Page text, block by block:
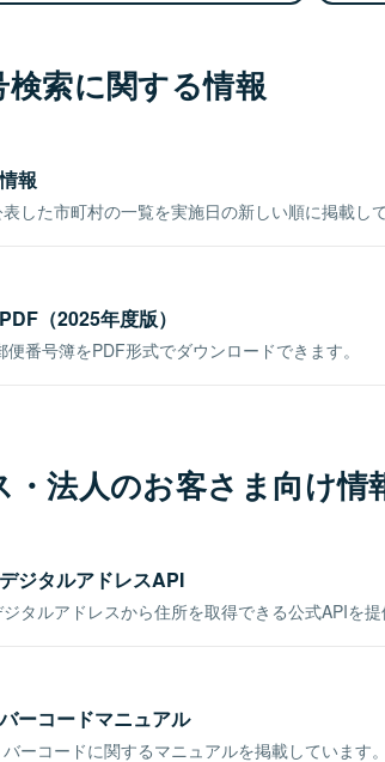
検索に関する情報
報
した市町村の一覧を実施日の新しい順に掲載して
（2025年度版）
番号簿をPDF形式でダウンロードできます。
・法人のお客さま向け情
ジタルアドレスAPI
タルアドレスから住所を取得できる公式APIを提
ーコードマニュアル
ーコードに関するマニュアルを掲載しています。